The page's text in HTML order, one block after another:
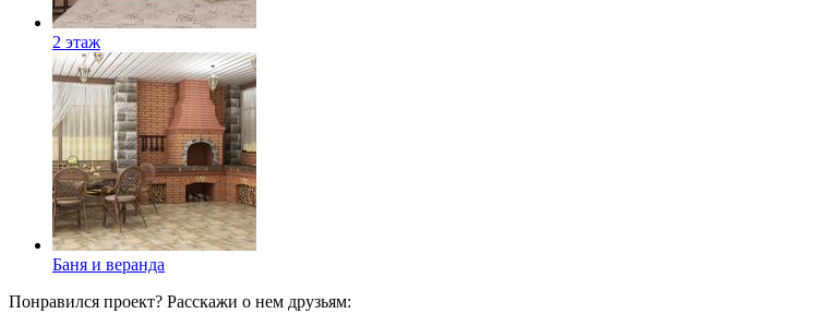
2 этаж
Баня и веранда
Понравился проект? Расскажи о нем друзьям: